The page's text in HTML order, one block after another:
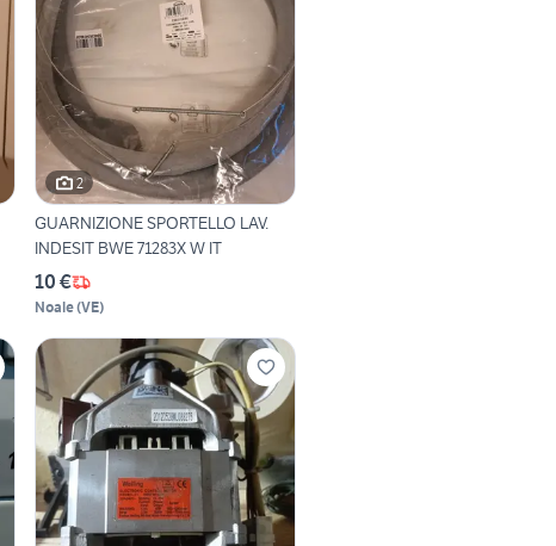
2
GUARNIZIONE SPORTELLO LAV.
INDESIT BWE 71283X W IT
10 €
Noale(VE)